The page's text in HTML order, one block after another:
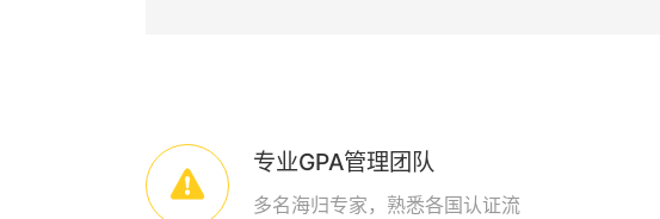

专业GPA管理团队
多名海归专家，熟悉各国认证流